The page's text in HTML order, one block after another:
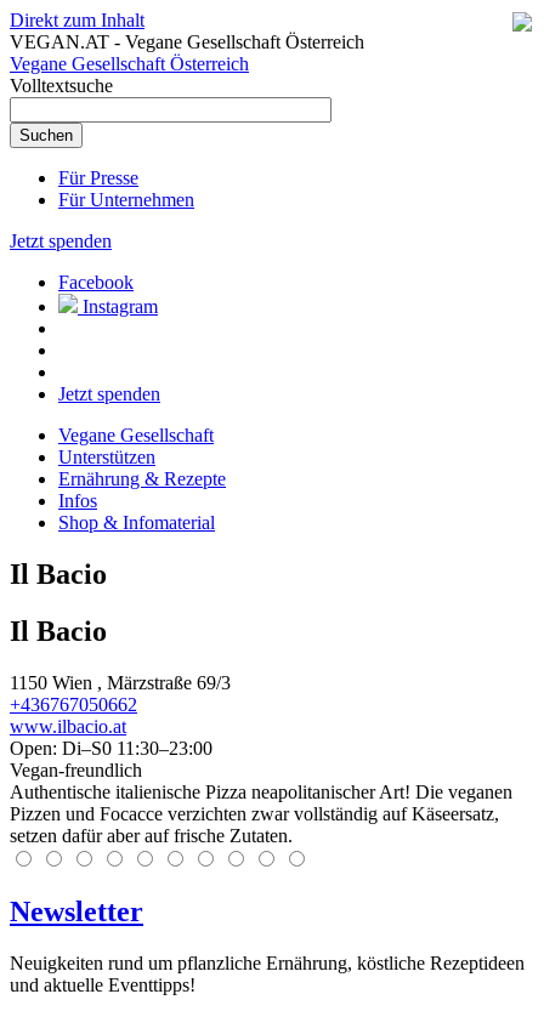
Direkt zum Inhalt
VEGAN.AT - Vegane Gesellschaft Österreich
Vegane Gesellschaft Österreich
Volltextsuche
Für Presse
Für Unternehmen
Jetzt spenden
Facebook
Instagram
Jetzt spenden
Vegane Gesellschaft
Unterstützen
Ernährung & Rezepte
Infos
Shop & Infomaterial
Il Bacio
Il Bacio
1150 Wien , Märzstraße 69/3
+436767050662
www.ilbacio.at
Open: Di–S0 11:30–23:00
Vegan-freundlich
Authentische italienische Pizza neapolitanischer Art! Die veganen
Pizzen und Focacce verzichten zwar vollständig auf Käseersatz,
setzen dafür aber auf frische Zutaten.
Newsletter
Neuigkeiten rund um pflanzliche Ernährung, köstliche Rezeptideen
und aktuelle Eventtipps!